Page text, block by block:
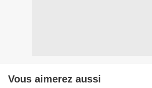
Vous aimerez aussi